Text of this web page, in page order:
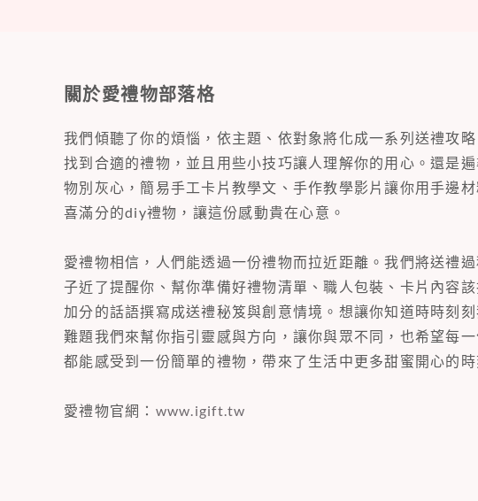
關於愛禮物部落格
我們傾聽了你的煩惱，依主題、依對象將化成一系列送禮攻
找到合適的禮物，並且用些小技巧讓人理解你的用心。還是
物別灰心，簡易手工卡片教學文、手作教學影片讓你用手邊
喜滿分的diy禮物，讓這份感動貴在心意。
愛禮物相信，人們能透過一份禮物而拉近距離。我們將送禮
子近了提醒你、幫你準備好禮物清單、職人包裝、卡片內容
加分的話語撰寫成送禮秘笈與創意情境。想讓你知道時時刻
難題我們來幫你指引靈感與方向，讓你與眾不同，也希望每一
都能感受到一份簡單的禮物，帶來了生活中更多甜蜜開心的時
愛禮物官網： www.igift.tw